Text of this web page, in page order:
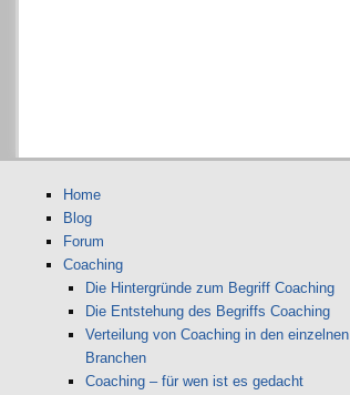
Home
Blog
Forum
Coaching
Die Hintergründe zum Begriff Coaching
Die Entstehung des Begriffs Coaching
Verteilung von Coaching in den einzelnen
Branchen
Coaching – für wen ist es gedacht